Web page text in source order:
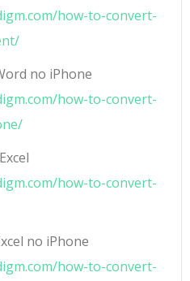
how-to-convert-
no iPhone
how-to-convert-
how-to-convert-
no iPhone
how-to-convert-